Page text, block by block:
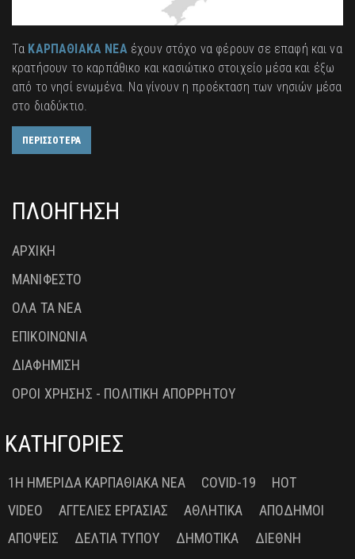
Τα ΚΑΡΠΑΘΙΑΚΑ ΝΕΑέχουν στόχο να φέρουν σε επαφή και να
κρατήσουν το καρπάθικο και κασιώτικο στοιχείο μέσα και έξω
από το νησί ενωμένα. Να γίνουν η προέκταση των νησιών μέσα
στο διαδύκτιο.
ΠΕΡΙΣΣΟΤΕΡΑ
ΠΛΟΗΓΗΣΗ
ΑΡΧΙΚΗ
ΜΑΝΙΦΕΣΤΟ
ΟΛΑ ΤΑ ΝΕΑ
ΕΠΙΚΟΙΝΩΝΙΑ
ΔΙΑΦΗΜΙΣΗ
ΟΡΟΙ ΧΡΗΣΗΣ - ΠΟΛΙΤΙΚΗ ΑΠΟΡΡΗΤΟΥ
ΚΑΤΗΓΟΡΙΕΣ
1Η ΗΜΕΡΊΔΑ ΚΑΡΠΑΘΙΑΚΆ ΝΈΑ COVID-19
HOT
VIDEO
ΑΓΓΕΛΊΕΣ ΕΡΓΑΣΊΑΣ ΑΘΛΗΤΙΚΆ
ΑΠΌΔΗΜΟΙ
ΑΠΌΨΕΙΣ
ΔΕΛΤΊΑ ΤΎΠΟΥ ΔΗΜΟΤΙΚΆ
ΔΙΕΘΝΉ